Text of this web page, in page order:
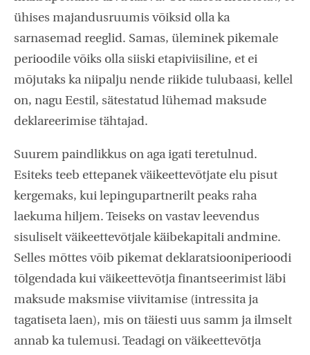
ühises majandusruumis võiksid olla ka
sarnasemad reeglid. Samas, üleminek pikemale
perioodile võiks olla siiski etapiviisiline, et ei
mõjutaks ka niipalju nende riikide tulubaasi, kellel
on, nagu Eestil, sätestatud lühemad maksude
deklareerimise tähtajad.
Suurem paindlikkus on aga igati teretulnud.
Esiteks teeb ettepanek väikeettevõtjate elu pisut
kergemaks, kui lepingupartnerilt peaks raha
laekuma hiljem. Teiseks on vastav leevendus
sisuliselt väikeettevõtjale käibekapitali andmine.
Selles mõttes võib pikemat deklaratsiooniperioodi
tõlgendada kui väikeettevõtja finantseerimist läbi
maksude maksmise viivitamise (intressita ja
tagatiseta laen), mis on täiesti uus samm ja ilmselt
annab ka tulemusi. Teadagi on väikeettevõtja